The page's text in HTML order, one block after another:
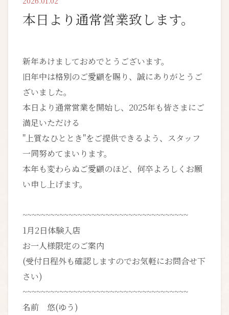
本日より通常営業致します。
新年あけましておめでとうございます。
旧年中は格別のご愛顧を賜り、誠にありがとうご
ざいました。
本日より通常営業を開始し、2025年も皆さまにご
満足いただける
"上質なひととき"をご提供できるよう、スタッフ
一同努めてまいります。
本年も変わらぬご愛顧のほど、何卒よろしくお願
い申し上げます。
~~~~~~~~~~~~~~~~~~~~~~~~~~~~~~~~~~~~
1月2日体験入店
お一人様限定のご案内
(受付日程外も確認しますのでお気軽にお問合せ下
さい)
~~~~~~~~~~~~~~~~~~~~~~~~~~~~~~~~~~~~
名前 悠(ゆう)